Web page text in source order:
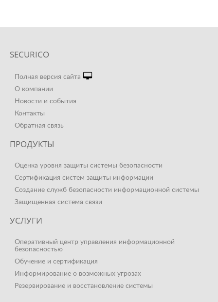
SECURICO
Полная версия сайта
О компании
Новости и события
Контакты
Обратная связь
ПРОДУКТЫ
Оценка уровня защиты системы безопасности
Сертификация систем защиты информации
Создание служб безопасности информационной системы
Защищенная система связи
УСЛУГИ
Оперативный центр управления информационной
безопасностью
Обучение и сертификация
Информирование о возможных угрозах
Резервирование и восстановление системы